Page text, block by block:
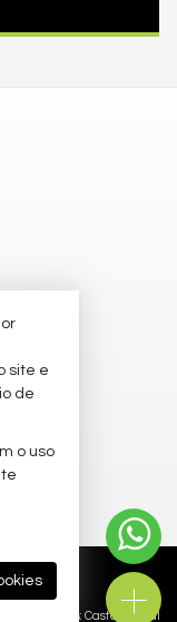
imobiliárias: Castel Digital
site e
de
o uso